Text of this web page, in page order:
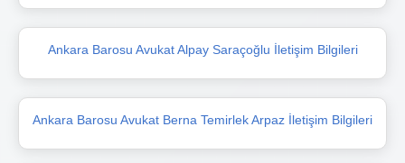
Ankara Barosu Avukat Alpay Saraçoğlu İletişim Bilgileri
Ankara Barosu Avukat Berna Temirlek Arpaz İletişim Bilgileri